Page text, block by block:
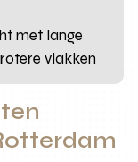
met lange
vlakken